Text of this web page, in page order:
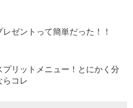
ゼントって簡単だった！！
リットメニュー！とにかく分
らコレ